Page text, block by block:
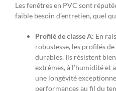
Les fenêtres en PVC sont
faible besoin d’entretien, quel
Profilé de classe A: En
robustesse, les profilés
durables. Ils résistent
extrêmes, à l’humidité et
une longévité
performances au fil du